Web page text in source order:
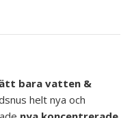
bara vatten &
helt nya och